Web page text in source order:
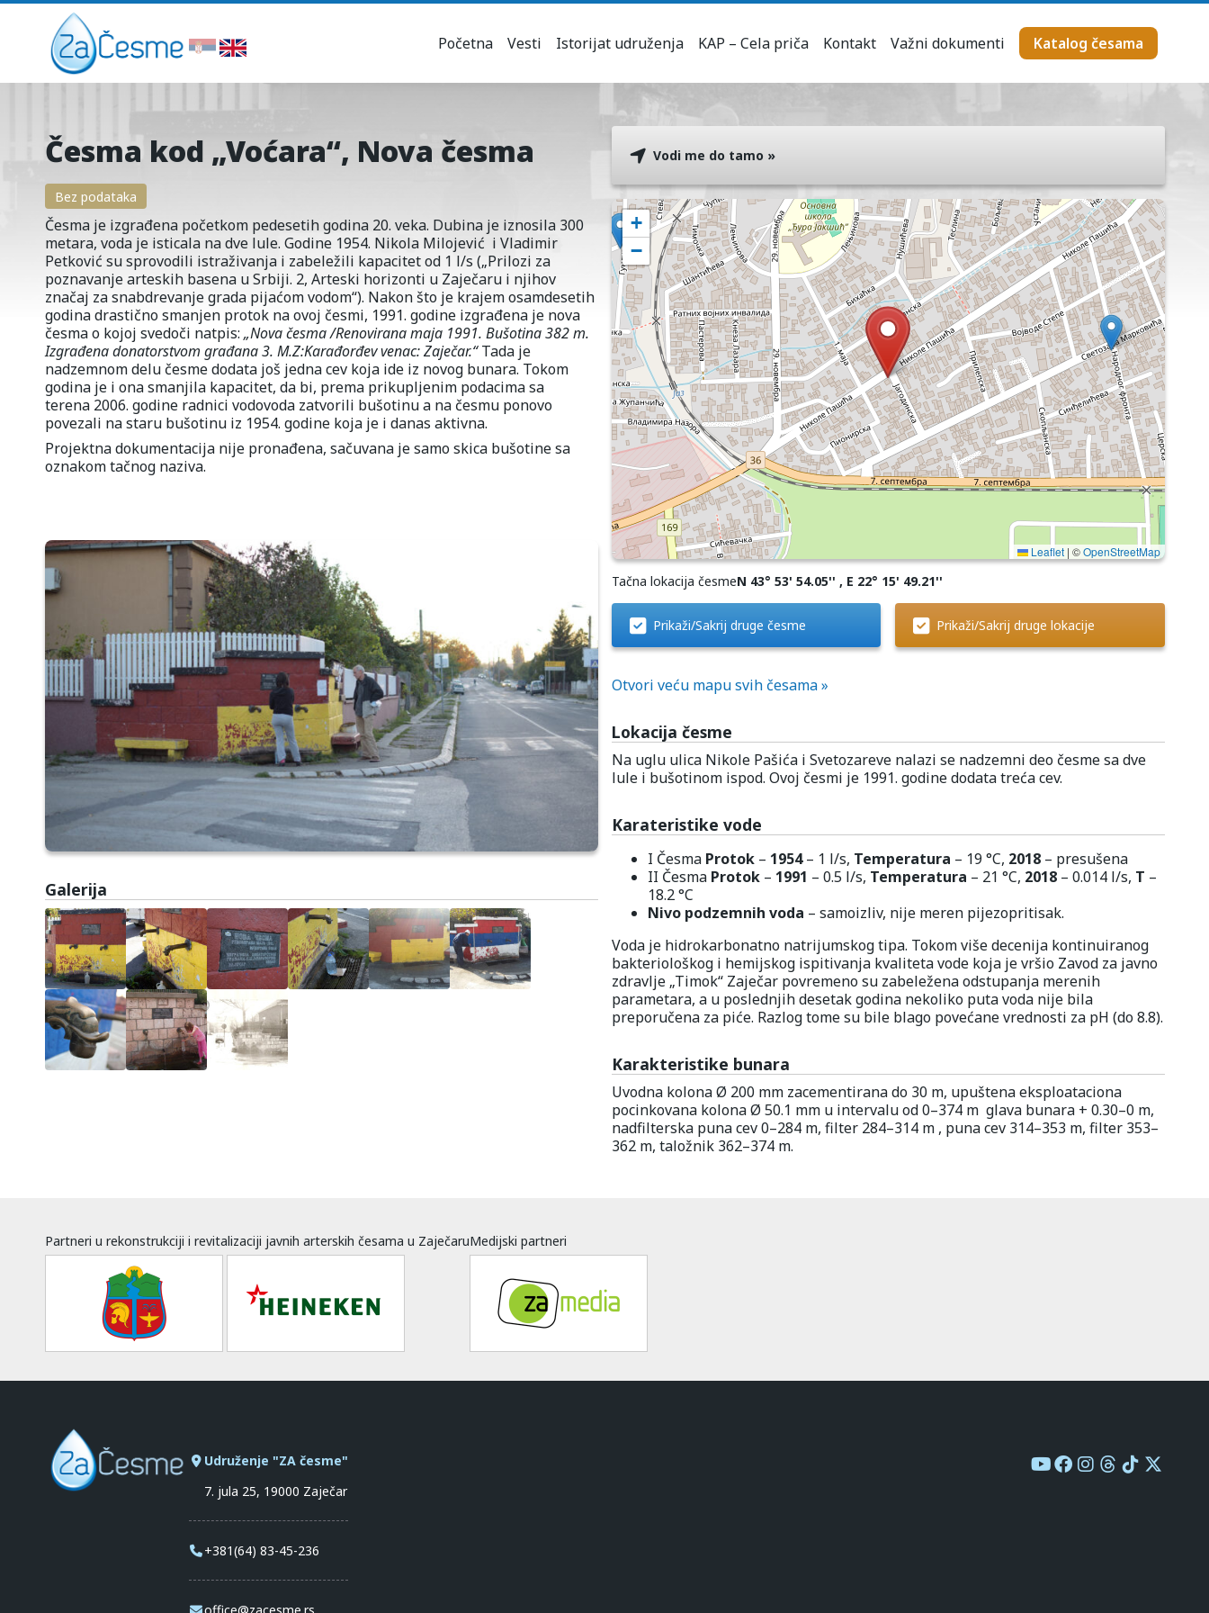
Početna Vesti Istorijat udruženja KAP – Cela priča Kontakt Važni dokumenti Katalog česama
Česma kod „Voćara“, Nova česma
Bez podataka
Česma je izgrađena početkom pedesetih godina 20. veka. Dubina je iznosila 300
metara, voda je isticala na dve lule. Godine 1954. Nikola Milojević i Vladimir
Petković su sprovodili istraživanja i zabeležili kapacitet od 1 l/s („Prilozi za
poznavanje arteskih basena u Srbiji. 2, Arteski horizonti u Zaječaru i njihov
značaj za snabdrevanje grada pijaćom vodom“). Nakon što je krajem osamdesetih
godina drastično smanjen protok na ovoj česmi, 1991. godine izgrađena je nova
česma o kojoj svedoči natpis: „Nova česma /Renovirana maja 1991. Bušotina 382 m.
Izgrađena donatorstvom građana 3. M.Z:Karađorđev venac: Zaječar.“Tada je
nadzemnom delu česme dodata još jedna cev koja ide iz novog bunara. Tokom
godina je i ona smanjila kapacitet, da bi, prema prikupljenim podacima sa
terena 2006. godine radnici vodovoda zatvorili bušotinu a na česmu ponovo
povezali na staru bušotinu iz 1954. godine koja je i danas aktivna.
Projektna dokumentacija nije pronađena, sačuvana je samo skica bušotine sa
oznakom tačnog naziva.
Galerija
Vodi me do tamo »
+
−
Leaflet | ©OpenStreetMap
Tačna lokacija česmeN 43° 53' 54.05'' , E 22° 15' 49.21''
Prikaži/Sakrij druge česme Prikaži/Sakrij druge lokacije
Otvori veću mapu svih česama »
Lokacija česme
Na uglu ulica Nikole Pašića i Svetozareve nalazi se nadzemni deo česme sa dve
lule i bušotinom ispod. Ovoj česmi je 1991. godine dodata treća cev.
Karateristike vode
I Česma Protok– 1954– 1 l/s, Temperatura – 19 °C, 2018 – presušena
II Česma Protok– 1991 – 0.5 l/s, Temperatura – 21 °C, 2018 – 0.014 l/s, T –
18.2 °C
Nivo podzemnih voda – samoizliv, nije meren pijezopritisak.
Voda je hidrokarbonatno natrijumskog tipa. Tokom više decenija kontinuiranog
bakteriološkog i hemijskog ispitivanja kvaliteta vode koja je vršio Zavod za javno
zdravlje „Timok“ Zaječar povremeno su zabeležena odstupanja merenih
parametara, a u poslednjih desetak godina nekoliko puta voda nije bila
preporučena za piće. Razlog tome su bile blago povećane vrednosti za pH (do 8.8).
Karakteristike bunara
Uvodna kolona Ø 200 mm zacementirana do 30 m, upuštena eksploataciona
pocinkovana kolona Ø 50.1 mm u intervalu od 0–374 m glava bunara + 0.30–0 m,
nadfilterska puna cev 0–284 m, filter 284–314 m , puna cev 314–353 m, filter 353–
362 m, taložnik 362–374 m.
Partneri u rekonstrukciji i revitalizaciji javnih arterskih česama u ZaječaruMedijski partneri
Udruženje "ZA česme"
7. jula 25, 19000 Zaječar
+381(64) 83-45-236
office@zacesme.rs